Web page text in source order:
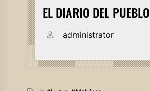
EL DIARIO DEL PUEBLO
administrator